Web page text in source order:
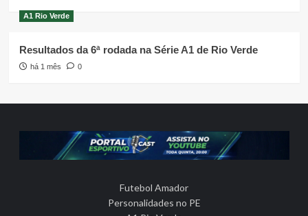
A1 Rio Verde
Resultados da 6ª rodada na Série A1 de Rio Verde
há 1 mês 0
Futebol Amador
Personalidades no PE